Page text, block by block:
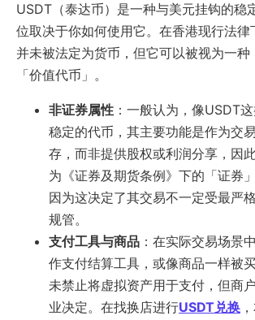
USDT（泰达币）是一种与美元挂钩的稳
位取决于你如何使用它。在香港现行法律
并未被法定为货币，但它可以被视为一种
「价值代币」。
非证券属性 ：一般认为，像USDT
稳定的代币，其主要功能是作为交
存，而非提供股权或利润分享，因
为《证券及期货条例》下的「证券
因为这决定了其交易不一定受最严
规管。
支付工具与商品 ：在实际交易场景
作支付结算工具，或像商品一样被
未禁止将虚拟资产用于支付，但商
业决定。在找换店进行USDT兑换